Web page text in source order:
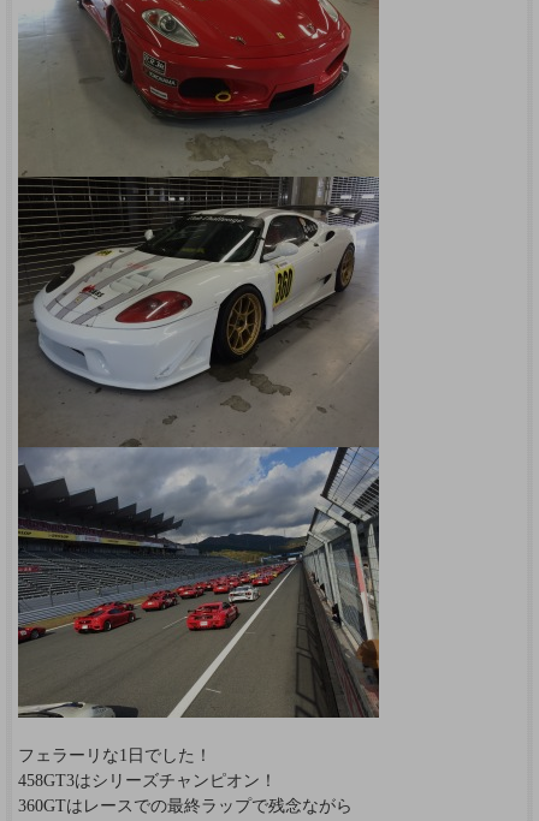
フェラーリな1日でした！
458GT3はシリーズチャンピオン！
360GTはレースでの最終ラップで残念ながら